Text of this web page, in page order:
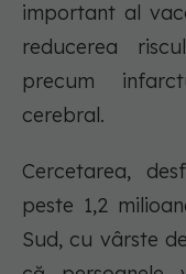
important al
reducerea
precum
cerebral.
Cercetarea,
peste 1,2
Sud, cu vârste